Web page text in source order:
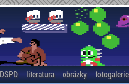
DSPD literatura obrázky fotogalerie